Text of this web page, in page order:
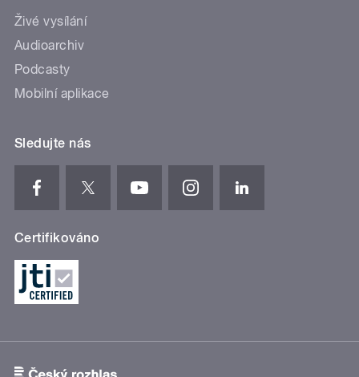
Živé vysílání
Audioarchiv
Podcasty
Mobilní aplikace
Sledujte nás
Certifikováno